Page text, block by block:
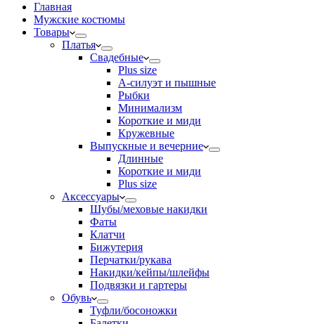
Главная
Мужские костюмы
Товары
Платья
Свадебные
Plus size
А-силуэт и пышные
Рыбки
Минимализм
Короткие и миди
Кружевные
Выпускные и вечерние
Длинные
Короткие и миди
Plus size
Аксессуары
Шубы/меховые накидки
Фаты
Клатчи
Бижутерия
Перчатки/рукава
Накидки/кейпы/шлейфы
Подвязки и гартеры
Обувь
Туфли/босоножки